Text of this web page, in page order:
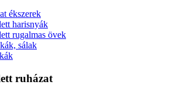
ékszerek
harisnyák
rugalmas övek
sálak
ruházat